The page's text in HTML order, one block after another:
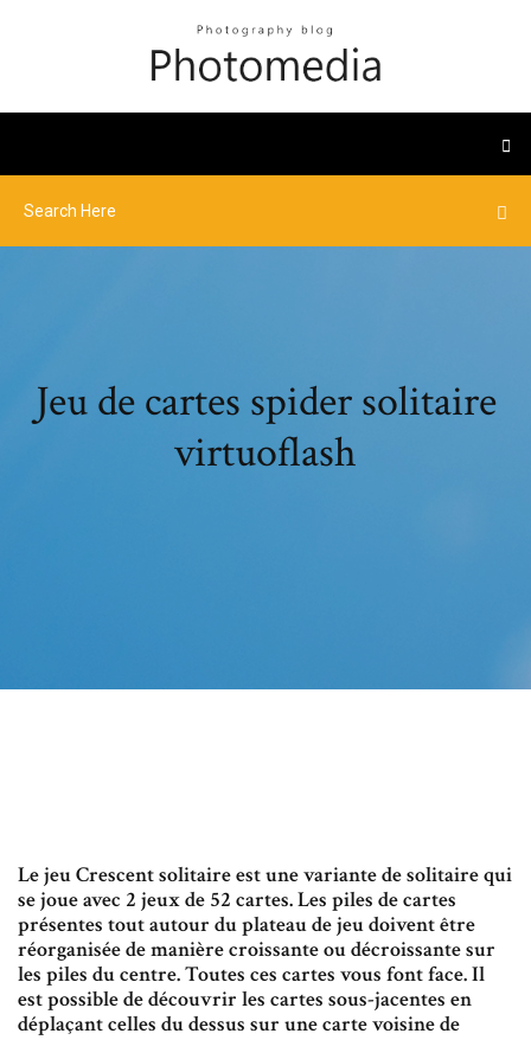
Jeu de cartes spider solitaire
virtuoflash
Le jeu Crescent solitaire est une variante de solitaire qui
se joue avec 2 jeux de 52 cartes. Les piles de cartes
présentes tout autour du plateau de jeu doivent être
réorganisée de manière croissante ou décroissante sur
les piles du centre. Toutes ces cartes vous font face. Il
est possible de découvrir les cartes sous-jacentes en
déplaçant celles du dessus sur une carte voisine de